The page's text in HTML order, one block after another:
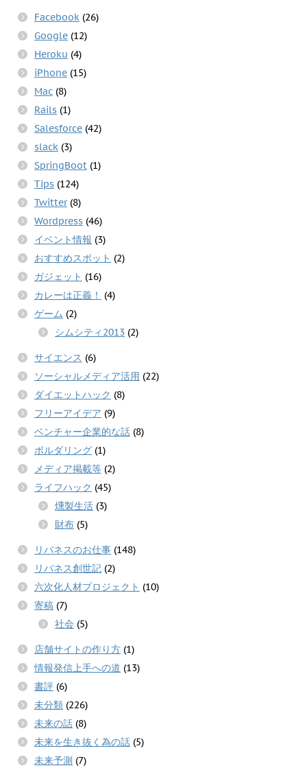
Facebook (26)
Google (12)
Heroku (4)
iPhone (15)
Mac (8)
Rails (1)
Salesforce (42)
slack (3)
SpringBoot (1)
Tips (124)
Twitter(8)
Wordpress (46)
イベント情報 (3)
おすすめスポット (2)
ガジェット (16)
カレーは正義！
(4)
ゲーム (2)
シムシティ2013 (2)
サイエンス (6)
ソーシャルメディア活用 (22)
ダイエットハック (8)
フリーアイデア (9)
ベンチャー企業的な話 (8)
ボルダリング (1)
メディア掲載等 (2)
ライフハック (45)
燻製生活 (3)
財布 (5)
リバネスのお仕事 (148)
リバネス創世記 (2)
六次化人材プロジェクト (10)
寄稿 (7)
社会 (5)
店舗サイトの作り方 (1)
情報発信上手への道 (13)
書評 (6)
未分類 (226)
未来の話 (8)
未来を生き抜く為の話 (5)
未来予測 (7)